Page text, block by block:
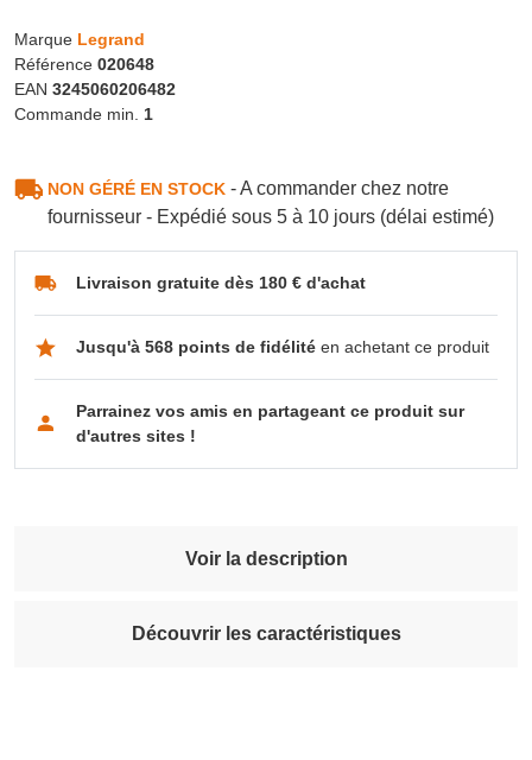
Marque Legrand
Référence 020648
EAN 3245060206482
Commande min. 1
NON GÉRÉ EN STOCK- A commander chez notre
fournisseur - Expédié sous 5 à 10 jours (délai estimé)
Livraison gratuite dès 180 € d'achat
Jusqu'à 568 points de fidélitéen achetant ce produit
Parrainez vos amis en partageant ce produit sur
d'autres sites !
Voir la description
Découvrir les caractéristiques